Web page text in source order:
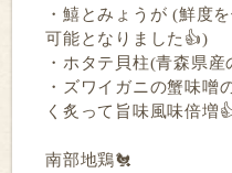
・鱚とみょうが (鮮度
可能となりました👍)
・ホタテ貝柱(青森県産
・ズワイガニの蟹味噌
く炙って旨味風味倍増
南部地鶏🐔